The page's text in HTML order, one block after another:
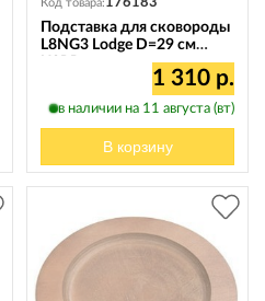
Подставка для сковороды
L8NG3 Lodge D=29 см
1 310 р.
в наличии на 11 августа (вт)
В корзину